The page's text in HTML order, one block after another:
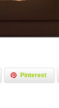
Pinterest